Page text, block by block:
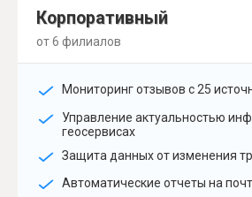
Корпоративный
от 6 филиалов
Мониторинг отзывов с 25
Управление актуальностью
геосервисах
Защита данных от изменения
Автоматические отчеты на